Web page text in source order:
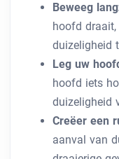
Beweeg
hoofd
duizeligheid
Leg uw
hoofd iets
duizeligheid
Creëer een
aanval van